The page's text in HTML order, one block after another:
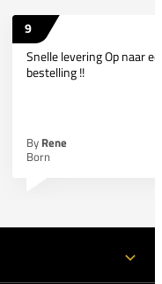
9
Snelle levering Op naar
bestelling !!
By Rene
Born